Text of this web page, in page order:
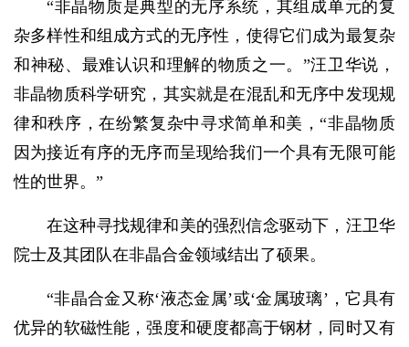
“非晶物质是典型的无序系统，其组成单元的复
杂多样性和组成方式的无序性，使得它们成为最复杂
和神秘、最难认识和理解的物质之一。”汪卫华说，
非晶物质科学研究，其实就是在混乱和无序中发现规
律和秩序，在纷繁复杂中寻求简单和美，“非晶物质
因为接近有序的无序而呈现给我们一个具有无限可能
性的世界。”
在这种寻找规律和美的强烈信念驱动下，汪卫华
院士及其团队在非晶合金领域结出了硕果。
“非晶合金又称‘液态金属’或‘金属玻璃’，它具有
优异的软磁性能，强度和硬度都高于钢材，同时又有